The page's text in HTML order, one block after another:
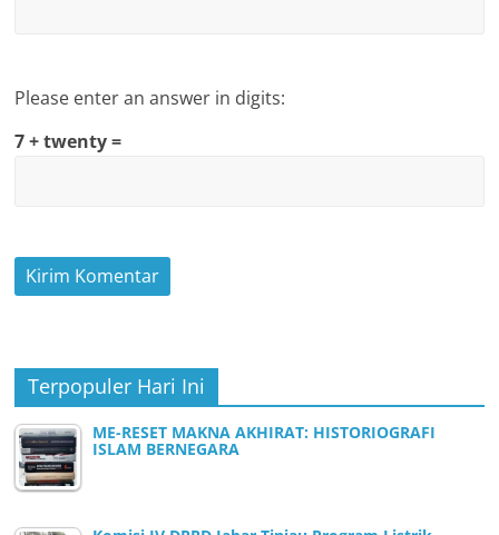
Please enter an answer in digits:
7 + twenty =
Terpopuler Hari Ini
ME-RESET MAKNA AKHIRAT: HISTORIOGRAFI
ISLAM BERNEGARA